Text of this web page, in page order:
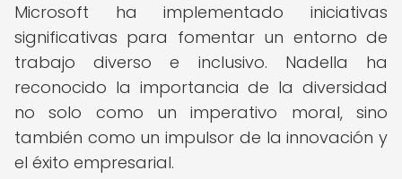
Microsoft ha implementado iniciativas
significativas para fomentar un entorno de
trabajo diverso e inclusivo. Nadella ha
reconocido la importancia de la diversidad
no solo como un imperativo moral, sino
también como un impulsor de la innovación y
el éxito empresarial.